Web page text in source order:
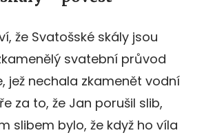
že Svatošské skály jsou
svatební průvod
jež nechala zkamenět vodní
za to, že Jan porušil slib,
slibem bylo, že když ho víla